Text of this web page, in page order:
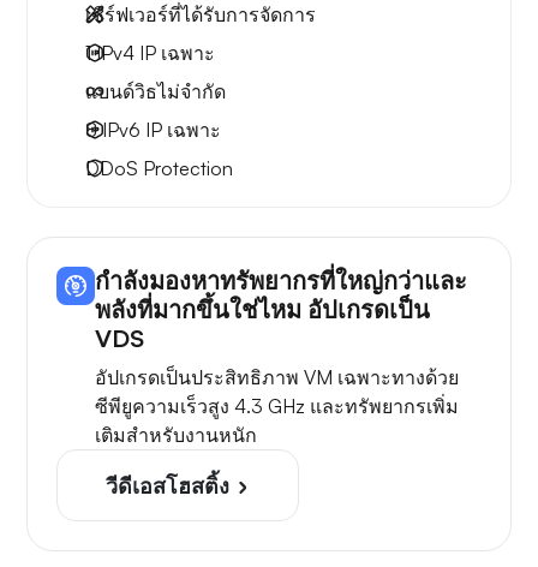
เซิร์ฟเวอร์ที่ได้รับการจัดการ
1 IPv4 IP เฉพาะ
แบนด์วิธไม่จำกัด
8 IPv6 IP เฉพาะ
DDoS Protection
กำลังมองหาทรัพยากรที่ใหญ่กว่าและ
พลังที่มากขึ้นใช่ไหม อัปเกรดเป็น
VDS
อัปเกรดเป็นประสิทธิภาพ VM เฉพาะทางด้วย
ซีพียูความเร็วสูง 4.3 GHz และทรัพยากรเพิ่ม
เติมสำหรับงานหนัก
วีดีเอสโฮสติ้ง